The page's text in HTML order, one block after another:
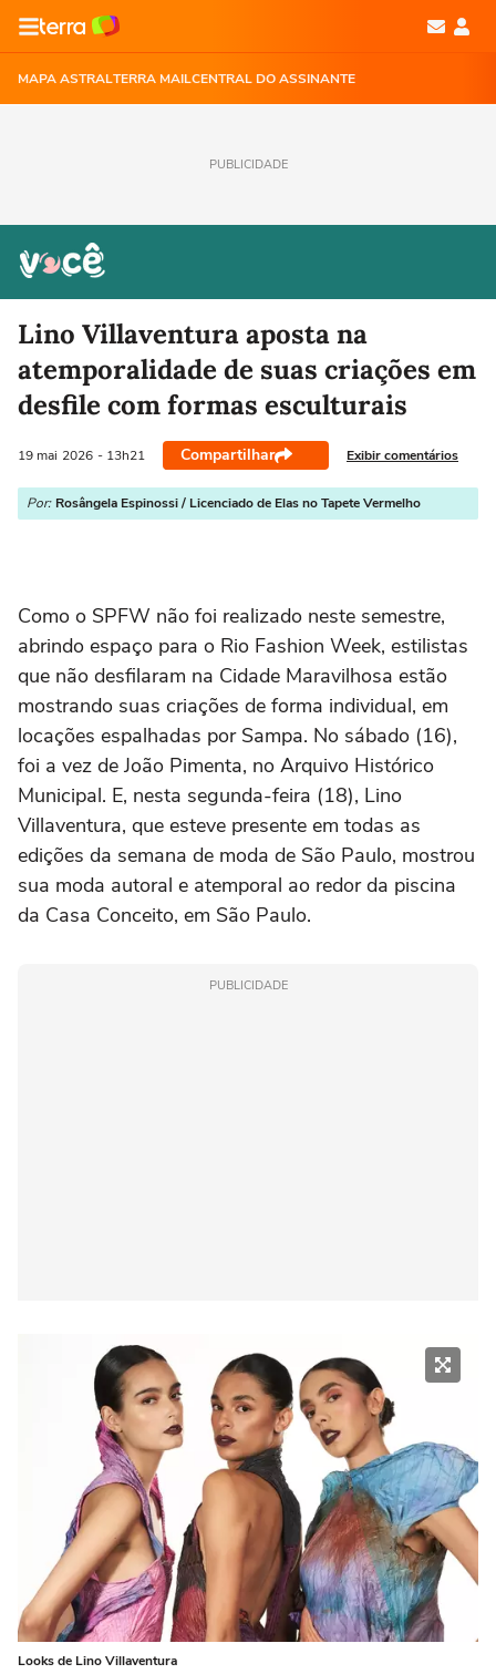
MAPA ASTRALTERRA MAILCENTRAL DO ASSINANTE
PUBLICIDADE
Lino Villaventura aposta na
atemporalidade de suas criações em
desfile com formas esculturais
19 mai 2026 - 13h21 Compartilhar Exibir comentários
Por: Rosângela Espinossi / Licenciado de Elas no Tapete Vermelho
Como o SPFW não foi realizado neste semestre,
abrindo espaço para o Rio Fashion Week, estilistas
que não desfilaram na Cidade Maravilhosa estão
mostrando suas criações de forma individual, em
locações espalhadas por Sampa. No sábado (16),
foi a vez de João Pimenta, no Arquivo Histórico
Municipal. E, nesta segunda-feira (18), Lino
Villaventura, que esteve presente em todas as
edições da semana de moda de São Paulo, mostrou
sua moda autoral e atemporal ao redor da piscina
da Casa Conceito, em São Paulo.
PUBLICIDADE
Looks de Lino Villaventura